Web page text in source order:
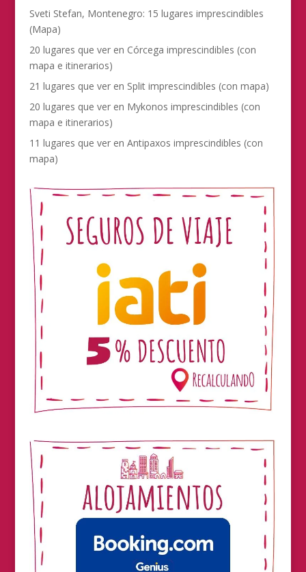
Sveti Stefan, Montenegro: 15 lugares imprescindibles
(Mapa)
20 lugares que ver en Córcega imprescindibles (con
mapa e itinerarios)
21 lugares que ver en Split imprescindibles (con mapa)
20 lugares que ver en Mykonos imprescindibles (con
mapa e itinerarios)
11 lugares que ver en Antipaxos imprescindibles (con
mapa)